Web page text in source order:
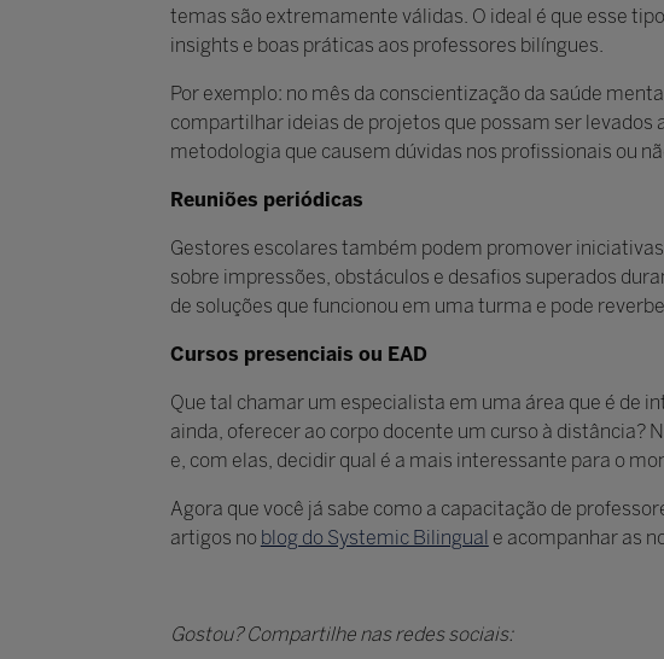
temas são extremamente válidas. O ideal é que esse
insights e boas práticas aos professores bilíngues.
Por exemplo: no mês da conscientização da saúde
compartilhar ideias de projetos que possam ser
metodologia que causem dúvidas nos profissionais ou
Reuniões periódicas
Gestores escolares também podem promover
sobre impressões, obstáculos e desafios superados
de soluções que funcionou em uma turma e pode
Cursos presenciais ou EAD
Que tal chamar um especialista em uma área que é de
ainda, oferecer ao corpo docente um curso à distância?
e, com elas, decidir qual é a mais interessante para o
Agora que você já sabe como a capacitação de
artigos no blog do Systemic Bilingual e acompanhar as
Gostou? Compartilhe nas redes sociais: